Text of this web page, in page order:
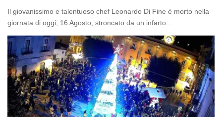
Il giovanissimo e talentuoso chef Leonardo Di Fine è morto nella
giornata di oggi, 16 Agosto, stroncato da un infarto…